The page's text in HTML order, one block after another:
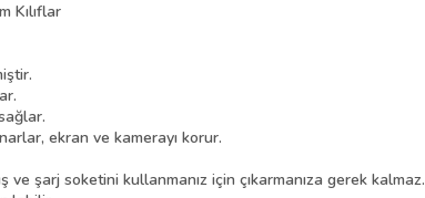
Kılıflar
ekran ve kamerayı korur.
ve şarj soketini kullanmanız için çıkarmanıza gerek kalmaz.